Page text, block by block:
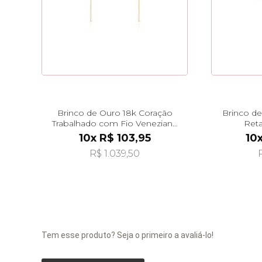
Brinco de Ouro 18k Coração
Trabalhado com Fio Veneziana
de 3cm br29510
10x R$ 103,95
R$ 1.039,50
Brinco
Tem esse produto? Seja o primeiro a avaliá-lo!